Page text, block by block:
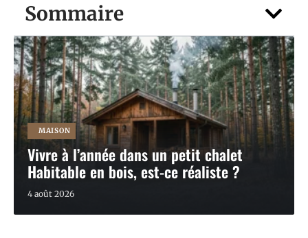
Sommaire
MAISON
Vivre à l’année dans un petit chalet
Habitable en bois, est-ce réaliste ?
4 août 2026